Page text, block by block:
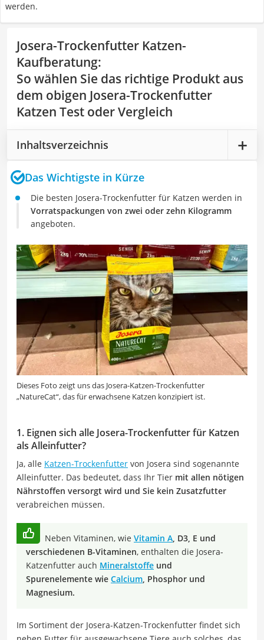
werden.
Josera-Trockenfutter Katzen-
Kaufberatung:
So wählen Sie das richtige Produkt aus
dem obigen Josera-Trockenfutter
Katzen Test oder Vergleich
Inhaltsverzeichnis
Das Wichtigste in Kürze
Die besten Josera-Trockenfutter für Katzen werden in
Vorratspackungen von zwei oder zehn Kilogramm
angeboten.
Dieses Foto zeigt uns das Josera-Katzen-Trockenfutter
„NatureCat“, das für erwachsene Katzen konzipiert ist.
1. Eignen sich alle Josera-Trockenfutter für Katzen
als Alleinfutter?
Ja, alle Katzen-Trockenfutter von Josera sind sogenannte
Alleinfutter. Das bedeutet, dass Ihr Tier mit allen nötigen
Nährstoffen versorgt wird und Sie kein Zusatzfutter
verabreichen müssen.
Neben Vitaminen, wie Vitamin A , D3, E und
verschiedenen B-Vitaminen, enthalten die Josera-
Katzenfutter auch Mineralstoffe und
Spurenelemente wie Calcium , Phosphor und
Magnesium.
Im Sortiment der Josera-Katzen-Trockenfutter findet sich